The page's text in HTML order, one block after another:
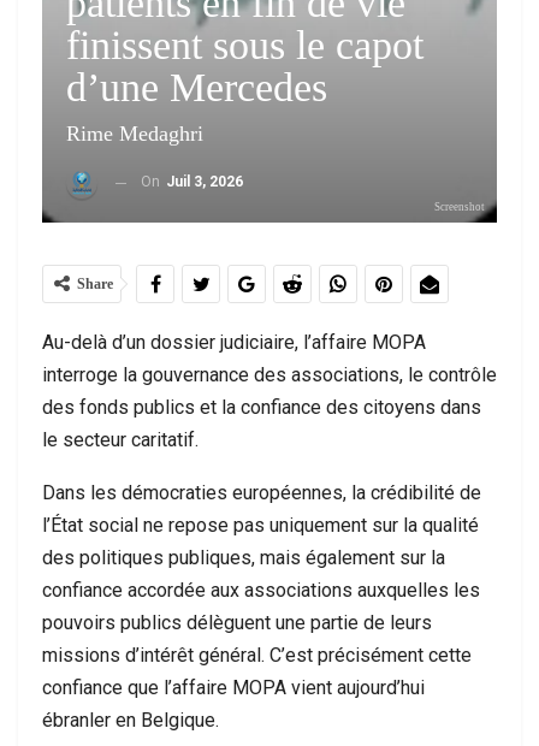
finissent sous le capot
d’une Mercedes
Rime Medaghri
On Juil 3, 2026
Screenshot
Share
Au-delà d’un dossier judiciaire, l’affaire MOPA
interroge la gouvernance des associations, le contrôle
des fonds publics et la confiance des citoyens dans
le secteur caritatif.
Dans les démocraties européennes, la crédibilité de
l’État social ne repose pas uniquement sur la qualité
des politiques publiques, mais également sur la
confiance accordée aux associations auxquelles les
pouvoirs publics délèguent une partie de leurs
missions d’intérêt général. C’est précisément cette
confiance que l’affaire MOPA vient aujourd’hui
ébranler en Belgique.